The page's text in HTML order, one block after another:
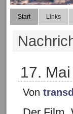
Start Links
17.
Von